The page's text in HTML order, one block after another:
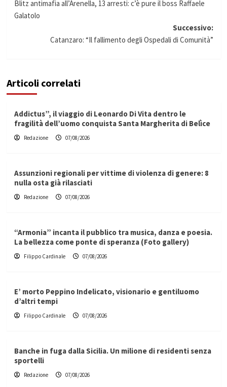
articolo
Blitz antimafia all’Arenella, 13 arresti: c’è pure il boss Raffaele
Galatolo
Successivo:
Catanzaro: “Il fallimento degli Ospedali di Comunità”
Articoli correlati
Addictus”, il viaggio di Leonardo Di Vita dentro le
fragilità dell’uomo conquista Santa Margherita di Belìce
Redazione 07/08/2026
Assunzioni regionali per vittime di violenza di genere: 8
nulla osta già rilasciati
Redazione 07/08/2026
“Armonia” incanta il pubblico tra musica, danza e poesia.
La bellezza come ponte di speranza (Foto gallery)
Filippo Cardinale 07/08/2026
E’ morto Peppino Indelicato, visionario e gentiluomo
d’altri tempi
Filippo Cardinale 07/08/2026
Banche in fuga dalla Sicilia. Un milione di residenti senza
sportelli
Redazione 07/08/2026